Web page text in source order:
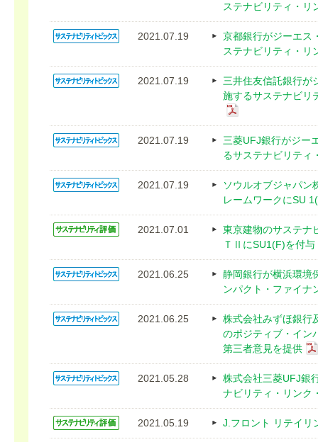
ステナビリティ・リ
2021.07.19
京都銀行がジーエス
ステナビリティ・リ
2021.07.19
三井住友信託銀行が
施するサステナビリ
2021.07.19
三菱UFJ銀行がジー
るサステナビリティ
2021.07.19
ソウルオブジャパン
レームワークにSU
2021.07.01
東京建物のサステナ
ＴⅡにSU1(F)を付与
2021.06.25
静岡銀行が横浜環境
ンパクト・ファイナ
2021.06.25
株式会社みずほ銀行
のポジティブ・イン
第三者意見を提供
2021.05.28
株式会社三菱UFJ銀
ナビリティ・リンク
2021.05.19 J.フロント リテイ